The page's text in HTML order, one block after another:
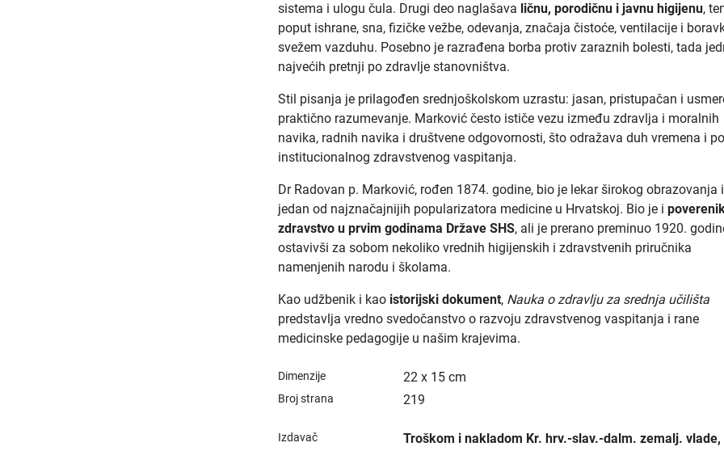
sistema i ulogu čula. Drugi deo naglašava ličnu, porodičnu i javnu higijenu,
poput ishrane, sna, fizičke vežbe, odevanja, značaja čistoće, ventilacije i
svežem vazduhu. Posebno je razrađena borba protiv zaraznih bolesti, tada
najvećih pretnji po zdravlje stanovništva.
Stil pisanja je prilagođen srednjoškolskom uzrastu: jasan, pristupačan i
praktično razumevanje. Marković često ističe vezu između zdravlja i moralnih
navika, radnih navika i društvene odgovornosti, što odražava duh vremena i
institucionalnog zdravstvenog vaspitanja.
Dr Radovan p. Marković, rođen 1874. godine, bio je lekar širokog obrazovanja i
jedan od najznačajnijih popularizatora medicine u Hrvatskoj. Bio je i
zdravstvo u prvim godinama Države SHS, ali je prerano preminuo 1920.
ostavivši za sobom nekoliko vrednih higijenskih i zdravstvenih priručnika
namenjenih narodu i školama.
Kao udžbenik i kao istorijski dokument, Nauka o zdravlju za srednja učilišta
predstavlja vredno svedočanstvo o razvoju zdravstvenog vaspitanja i rane
medicinske pedagogije u našim krajevima.
Dimenzije 22 x 15 cm
Broj strana 219
Izdavač Troškom i nakladom Kr. hrv.-slav.-dalm. zemalj. vlade,